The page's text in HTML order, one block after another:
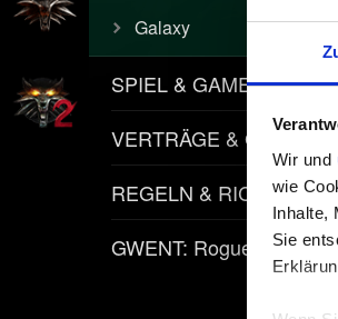
Wir und
wie
Inhalte,
Sie
Galaxy
SPIEL & GAMEPLAY
VERTRÄGE &
REGELN &
GWENT: Rogue Mage